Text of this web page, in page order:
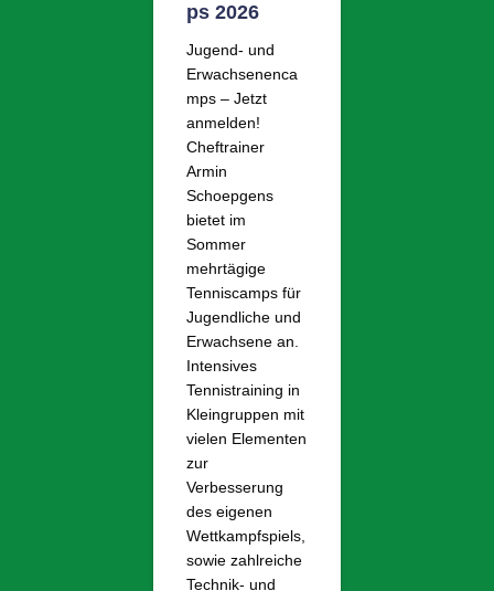
ps 2026
Jugend- und
Erwachsenenca
mps – Jetzt
anmelden!
Cheftrainer
Armin
Schoepgens
bietet im
Sommer
mehrtägige
Tenniscamps für
Jugendliche und
Erwachsene an.
Intensives
Tennistraining in
Kleingruppen mit
vielen Elementen
zur
Verbesserung
des eigenen
Wettkampfspiels,
sowie zahlreiche
Technik- und